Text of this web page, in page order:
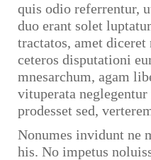
quis odio referrentur,
duo erant solet
tractatos, amet
ceteros disputationi
mnesarchum, agam
vituperata
prodesset sed,
Nonumes invidunt ne
his. No impetus